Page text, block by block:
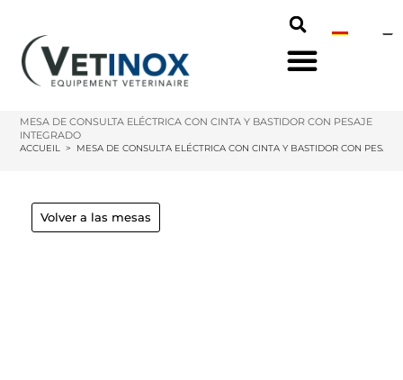
MESA DE CONSULTA ELÉCTRICA CON CINTA Y BASTIDOR CON PESAJE
INTEGRADO
ACCUEIL > MESA DE CONSULTA ELÉCTRICA CON CINTA Y BASTIDOR CON
Volver a las mesas